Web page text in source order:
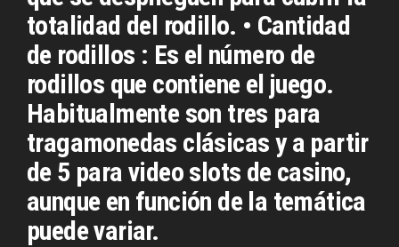
totalidad del rodillo. • Cantidad
de rodillos : Es el número de
rodillos que contiene el juego.
Habitualmente son tres para
tragamonedas clásicas y a partir
de 5 para video slots de casino,
aunque en función de la temática
puede variar.